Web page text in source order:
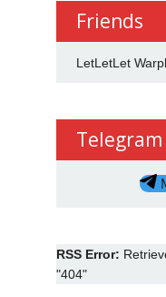
Friends
LetLetLet
Telegram
RSS Error:
"404"